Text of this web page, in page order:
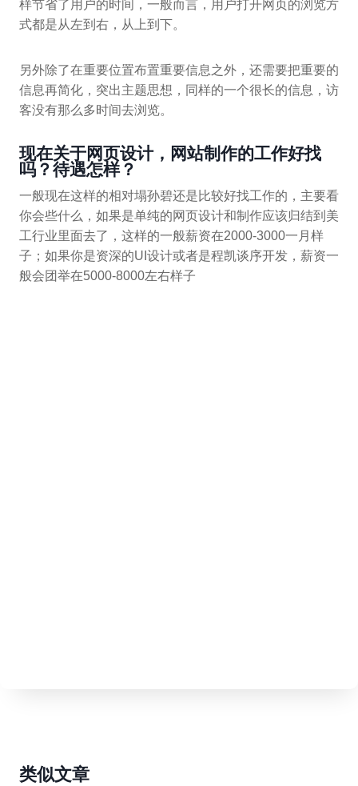
样节省了用户的时间，一般而言，用户打开网页的浏览方
式都是从左到右，从上到下。
另外除了在重要位置布置重要信息之外，还需要把重要的
信息再简化，突出主题思想，同样的一个很长的信息，访
客没有那么多时间去浏览。
现在关于网页设计，网站制作的工作好找
吗？待遇怎样？
一般现在这样的相对塌孙碧还是比较好找工作的，主要看
你会些什么，如果是单纯的网页设计和制作应该归结到美
工行业里面去了，这样的一般薪资在2000-3000一月样
子；如果你是资深的UI设计或者是程凯谈序开发，薪资一
般会团举在5000-8000左右样子
类似文章